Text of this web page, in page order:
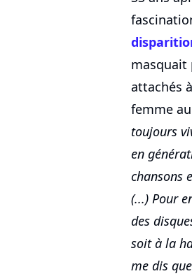
masquait
attachés
femme
toujours
en
chansons
(...) Pour
des
soit à la
me dis